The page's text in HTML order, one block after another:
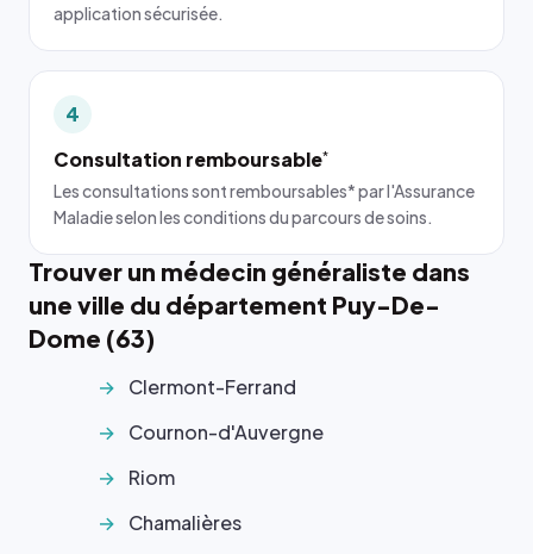
application sécurisée.
4
Consultation remboursable*
Les consultations sont remboursables* par l'Assurance
Maladie selon les conditions du parcours de soins.
Trouver un médecin généraliste dans
une ville du département Puy-De-
Dome (63)
Clermont-Ferrand
Cournon-d'Auvergne
Riom
Chamalières